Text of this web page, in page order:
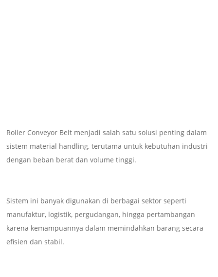
Roller Conveyor Belt menjadi salah satu solusi penting dalam
sistem material handling, terutama untuk kebutuhan industri
dengan beban berat dan volume tinggi.
Sistem ini banyak digunakan di berbagai sektor seperti
manufaktur, logistik, pergudangan, hingga pertambangan
karena kemampuannya dalam memindahkan barang secara
efisien dan stabil.